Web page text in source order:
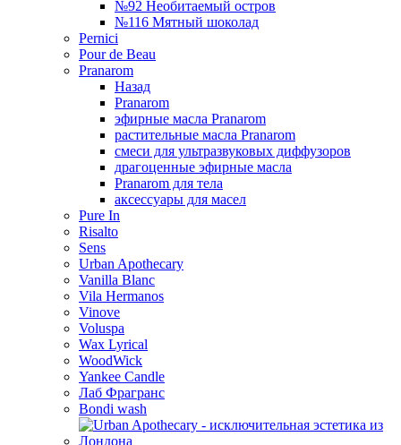
№92 Необитаемый остров
№116 Мятный шоколад
Pernici
Pour de Beau
Pranarom
Назад
Pranarom
эфирные масла Pranarom
растительные масла Pranarom
смеси для ультразвуковых диффузоров
драгоценные эфирные масла
Pranarom для тела
аксессуары для масел
Pure In
Risalto
Sens
Urban Apothecary
Vanilla Blanc
Vila Hermanos
Vinove
Voluspa
Wax Lyrical
WoodWick
Yankee Candle
Лаб Фрагранс
Bondi wash